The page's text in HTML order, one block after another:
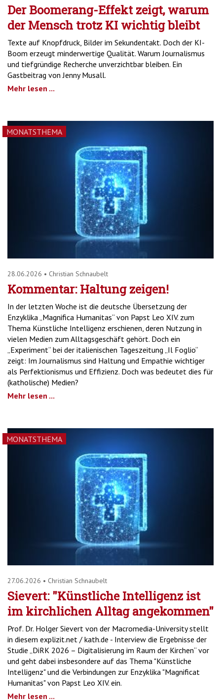
Der Boomerang-Effekt zeigt, warum
der Mensch trotz KI wichtig bleibt
Texte auf Knopfdruck, Bilder im Sekundentakt. Doch der KI-
Boom erzeugt minderwertige Qualität. Warum Journalismus
und tiefgründige Recherche unverzichtbar bleiben. Ein
Gastbeitrag von Jenny Musall.
Mehr lesen ...
MONATSTHEMA
28.06.2026 • Christian Schnaubelt
Kommentar: Haltung zeigen!
In der letzten Woche ist die deutsche Übersetzung der
Enzyklika „Magnifica Humanitas“ von Papst Leo XIV. zum
Thema Künstliche Intelligenz erschienen, deren Nutzung in
vielen Medien zum Alltagsgeschäft gehört. Doch ein
„Experiment“ bei der italienischen Tageszeitung „Il Foglio“
zeigt: Im Journalismus sind Haltung und Empathie wichtiger
als Perfektionismus und Effizienz. Doch was bedeutet dies für
(katholische) Medien?
Mehr lesen ...
MONATSTHEMA
27.06.2026 • Christian Schnaubelt
Sievert: "Künstliche Intelligenz ist
im kirchlichen Alltag angekommen"
Prof. Dr. Holger Sievert von der Macromedia-University stellt
in diesem explizit.net / kath.de - Interview die Ergebnisse der
Studie „DiRK 2026 – Digitalisierung im Raum der Kirchen“ vor
und geht dabei insbesondere auf das Thema "Künstliche
Intelligenz" und die Verbindungen zur Enzyklika "Magnificat
Humanitas" von Papst Leo XIV. ein.
Mehr lesen ...